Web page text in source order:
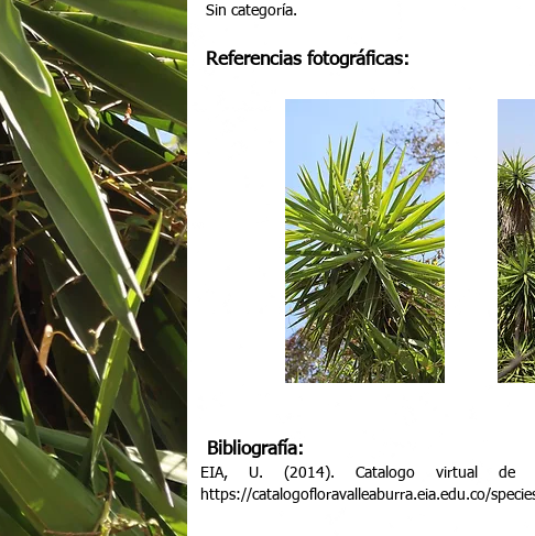
Sin categoría.
Referencias fotográficas:
Bibliografía:
EIA, U. (2014). Catalogo virtual de
https://catalogofloravalleaburra.eia.edu.co/